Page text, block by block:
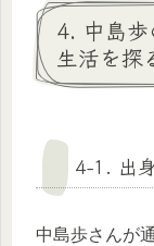
4. 中島
生活を探
4-1. 出
中島歩さんが